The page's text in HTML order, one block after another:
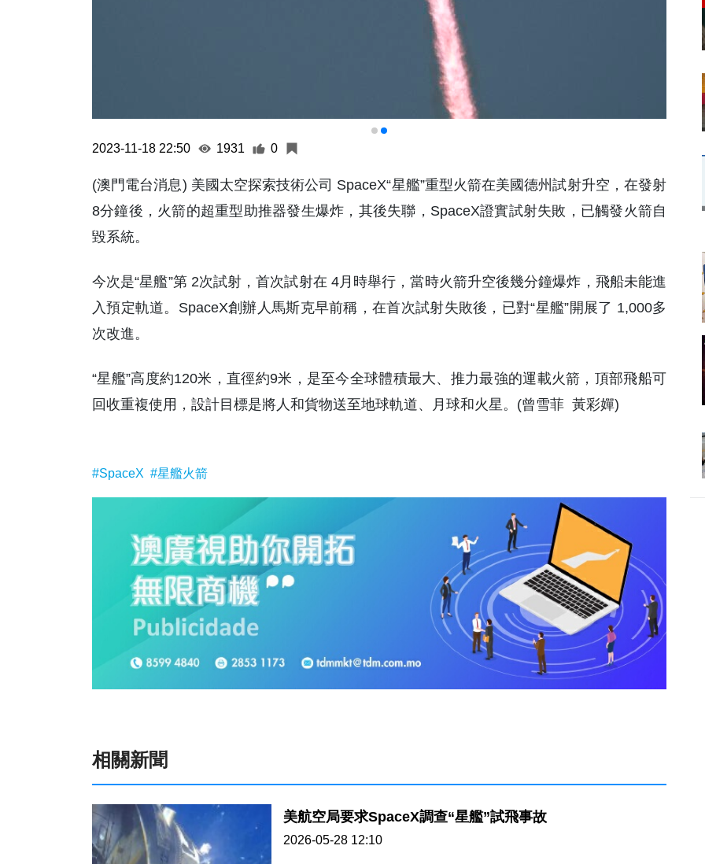
2023-11-18 22:50 1931 0
(澳門電台消息) 美國太空探索技術公司 SpaceX“星艦”重型火箭在美國德州試射升空，在發射
8分鐘後，火箭的超重型助推器發生爆炸，其後失聯，SpaceX證實試射失敗，已觸發火箭自
毀系統。
今次是“星艦”第 2次試射，首次試射在 4月時舉行，當時火箭升空後幾分鐘爆炸，飛船未能進
入預定軌道。SpaceX創辦人馬斯克早前稱，在首次試射失敗後，已對“星艦”開展了 1,000多
次改進。
“星艦”高度約120米，直徑約9米，是至今全球體積最大、推力最強的運載火箭，頂部飛船可
回收重複使用，設計目標是將人和貨物送至地球軌道、月球和火星。(曾雪菲 黃彩嬋)
#SpaceX #星艦火箭
相關新聞
美航空局要求SpaceX調查“星艦”試飛事故
2026-05-28 12:10